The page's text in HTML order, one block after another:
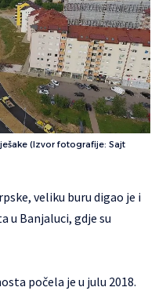
(Izvor fotografije: Sajt
veliku buru digao je i
u Banjaluci, gdje su
počela je u julu 2018.